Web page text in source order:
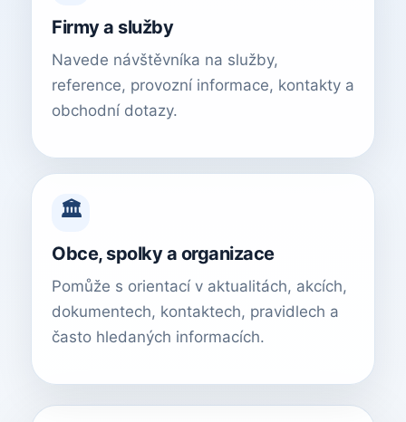
Firmy a služby
Navede návštěvníka na služby,
reference, provozní informace, kontakty a
obchodní dotazy.
🏛️
Obce, spolky a organizace
Pomůže s orientací v aktualitách, akcích,
dokumentech, kontaktech, pravidlech a
často hledaných informacích.